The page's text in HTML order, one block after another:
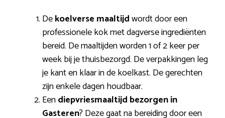
Dekoelverse maaltijdwordt door een
professionele kok met dagverse ingrediënten
bereid. De maaltijden worden 1 of 2 keer per
week bij je thuisbezorgd. De verpakkingen leg
je kant en klaar in de koelkast. De gerechten
zijn enkele dagen houdbaar.
Eendiepvriesmaaltijd bezorgen in
Gasteren? Deze gaat na bereiding door een